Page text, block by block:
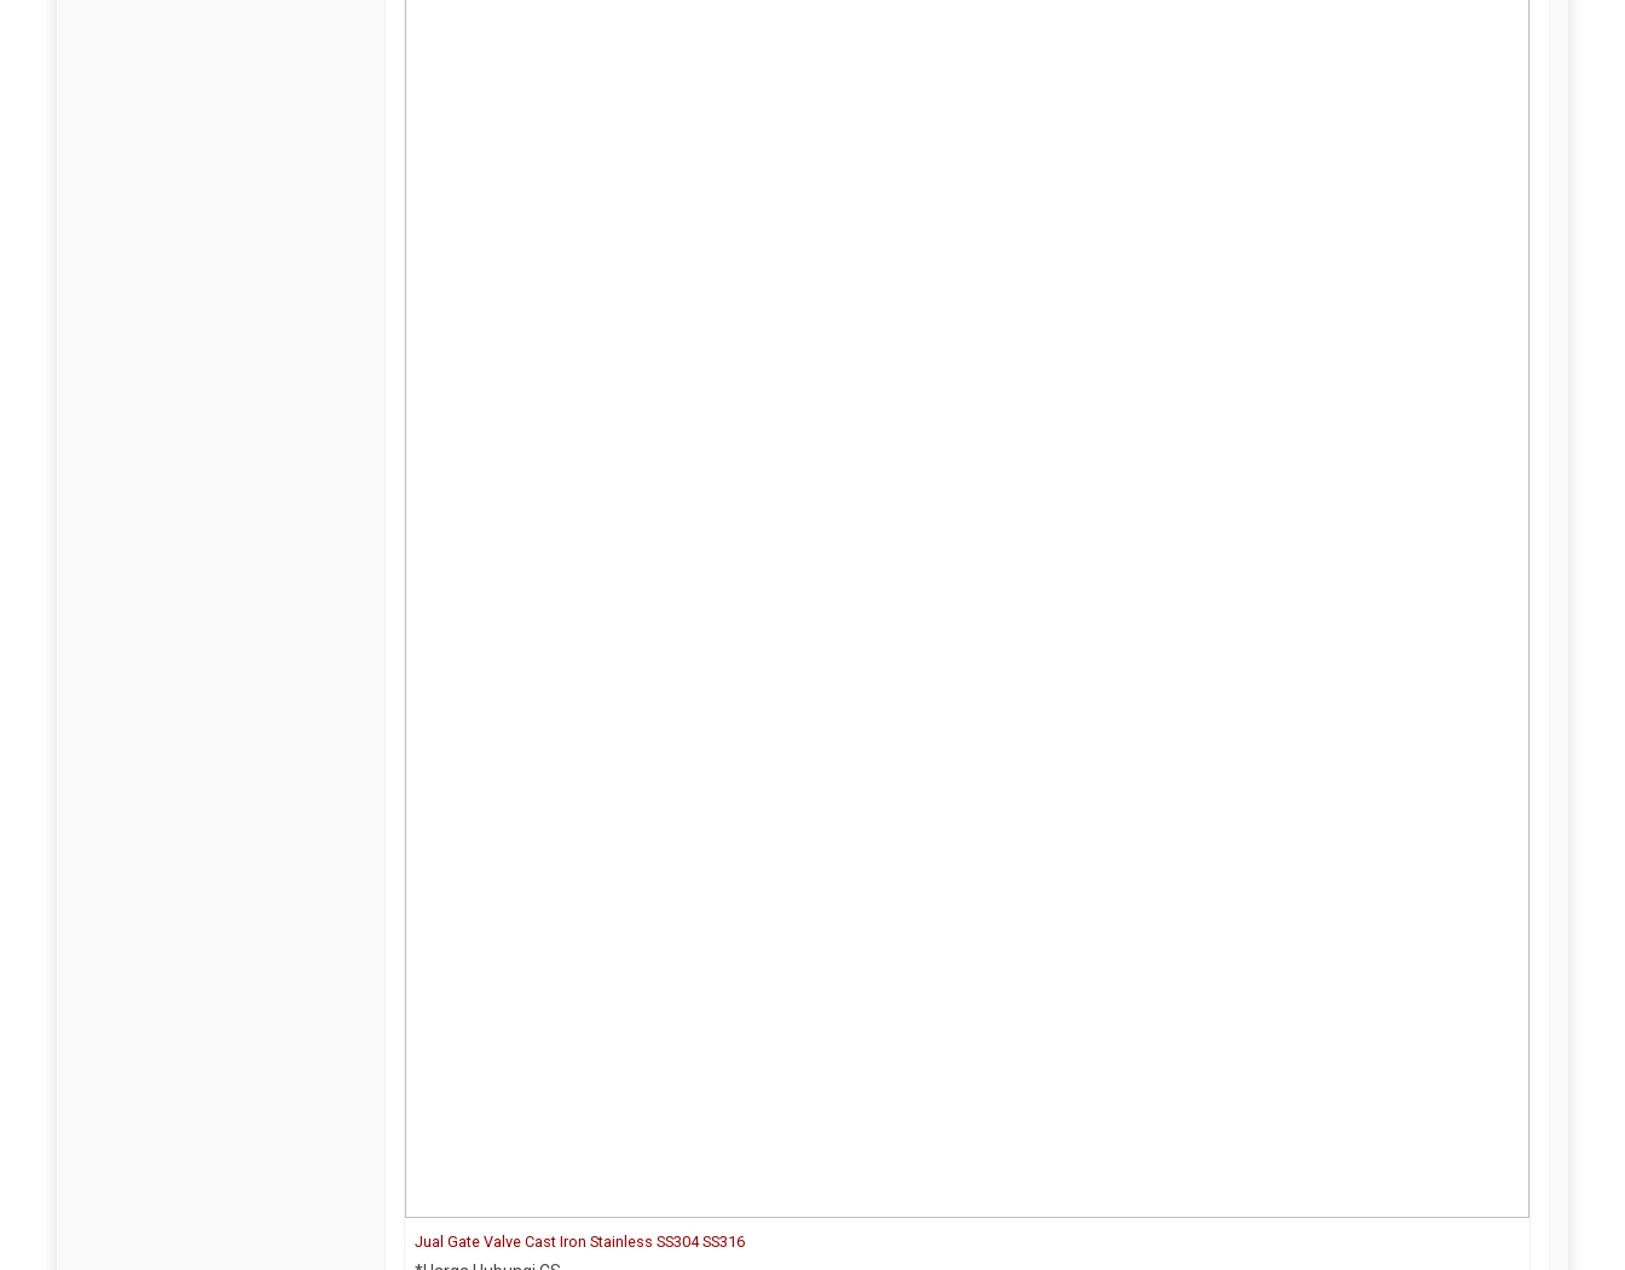
Jual Gate Valve Cast Iron Stainless SS304 SS316